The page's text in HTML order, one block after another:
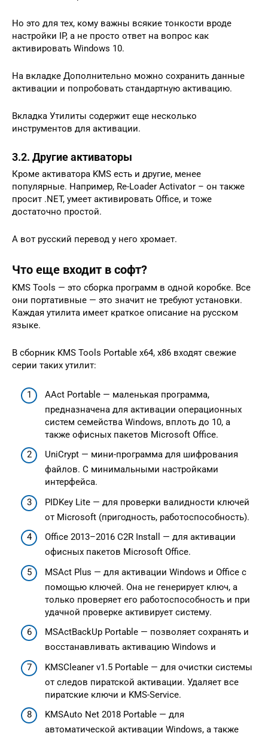
Но это для тех, кому важны всякие тонкости вроде
настройки IP, а не просто ответ на вопрос как
активировать Windows 10.
На вкладке Дополнительно можно сохранить данные
активации и попробовать стандартную активацию.
Вкладка Утилиты содержит еще несколько
инструментов для активации.
3.2. Другие активаторы
Кроме активатора KMS есть и другие, менее
популярные. Например, Re-Loader Activator – он также
просит .NET, умеет активировать Office, и тоже
достаточно простой.
А вот русский перевод у него хромает.
Что еще входит в софт?
KMS Tools — это сборка программ в одной коробке. Все
они портативные — это значит не требуют установки.
Каждая утилита имеет краткое описание на русском
языке.
В сборник KMS Tools Portable x64, x86 входят свежие
серии таких утилит:
AAct Portable — маленькая программа,
предназначена для активации операционных
систем семейства Windows, вплоть до 10, а
также офисных пакетов Microsoft Office.
UniCrypt — мини-программа для шифрования
файлов. С минимальными настройками
интерфейса.
PIDKey Lite — для проверки валидности ключей
от Microsoft (пригодность, работоспособность).
Office 2013–2016 C2R Install — для активации
офисных пакетов Microsoft Office.
MSAct Plus — для активации Windows и Office с
помощью ключей. Она не генерирует ключ, а
только проверяет его работоспособность и при
удачной проверке активирует систему.
MSActBackUp Portable — позволяет сохранять и
восстанавливать активацию Windows и
KMSCleaner v1.5 Portable — для очистки системы
от следов пиратской активации. Удаляет все
пиратские ключи и KMS-Service.
KMSAuto Net 2018 Portable — для
автоматической активации Windows, а также